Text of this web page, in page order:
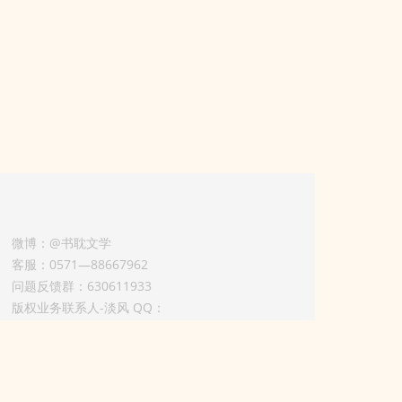
微博：@书耽文学
客服：0571—88667962
问题反馈群：630611933
版权业务联系人-淡风 QQ：